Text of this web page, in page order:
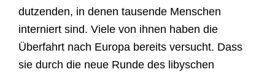
dutzenden, in denen tausende Menschen
interniert sind. Viele von ihnen haben die
Überfahrt nach Europa bereits versucht. Dass
sie durch die neue Runde des libyschen